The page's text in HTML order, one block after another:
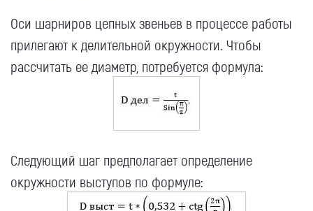
Оси шарниров цепных звеньев в процессе работы
прилегают к делительной окружности. Чтобы
рассчитать ее диаметр, потребуется формула:
Следующий шаг предполагает определение
окружности выступов по формуле: